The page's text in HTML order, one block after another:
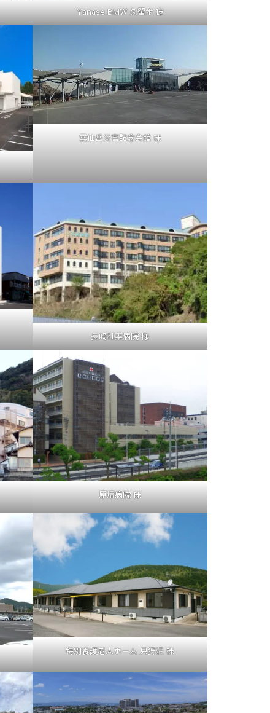
Yanase BMW 久留米 様
雲仙岳災害記念会館 様
長崎杠葉病院 様
原爆病院 様
特別養護老人ホーム 只狩荘 様